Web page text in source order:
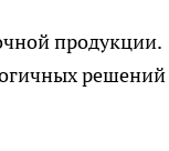
продукции.
решений